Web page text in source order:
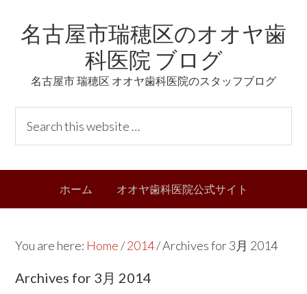
links
primary
content
primary
名古屋市瑞穂区のオオヤ歯
科医院 ブログ
名古屋市 瑞穂区 オオヤ歯科医院のスタッフブログ
Header
Right
i
navigation
ホーム オオヤ歯科医院公式サイト
You are here: Home/2014/Archives for 3月 2014
Archives for 3月 2014